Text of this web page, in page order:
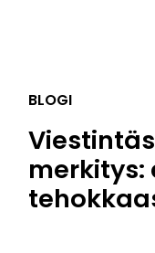
BLOGI
merkitys: